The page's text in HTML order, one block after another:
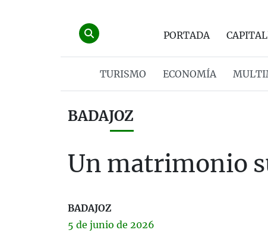
PORTADA
TURISMO ECONOMÍA
BADAJOZ
Un matrimonio
BADAJOZ
5 de junio de 2026